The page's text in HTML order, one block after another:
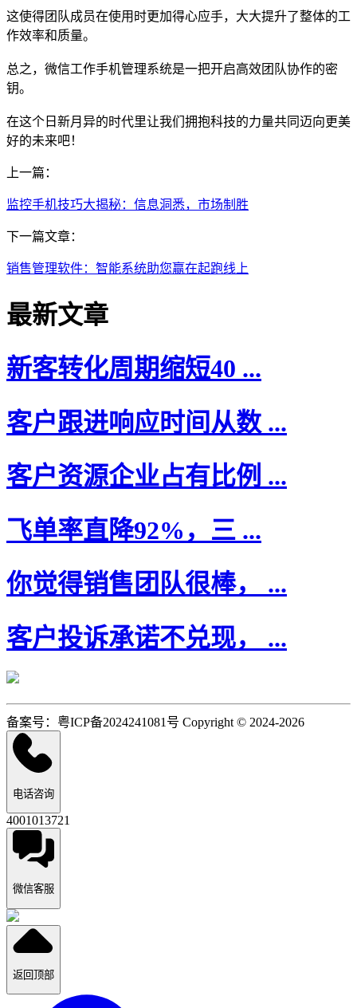
这使得团队成员在使用时更加得心应手，大大提升了整体的工
作效率和质量。
总之，微信工作手机管理系统是一把开启高效团队协作的密
钥。
在这个日新月异的时代里让我们拥抱科技的力量共同迈向更美
好的未来吧！
上一篇：
监控手机技巧大揭秘：信息洞悉，市场制胜
下一篇文章：
销售管理软件：智能系统助您赢在起跑线上
最新文章
新客转化周期缩短40 ...
客户跟进响应时间从数 ...
客户资源企业占有比例 ...
飞单率直降92%，三 ...
你觉得销售团队很棒， ...
客户投诉承诺不兑现， ...
备案号：粤ICP备2024241081号 Copyright © 2024-2026
电话咨询
4001013721
微信客服
返回顶部